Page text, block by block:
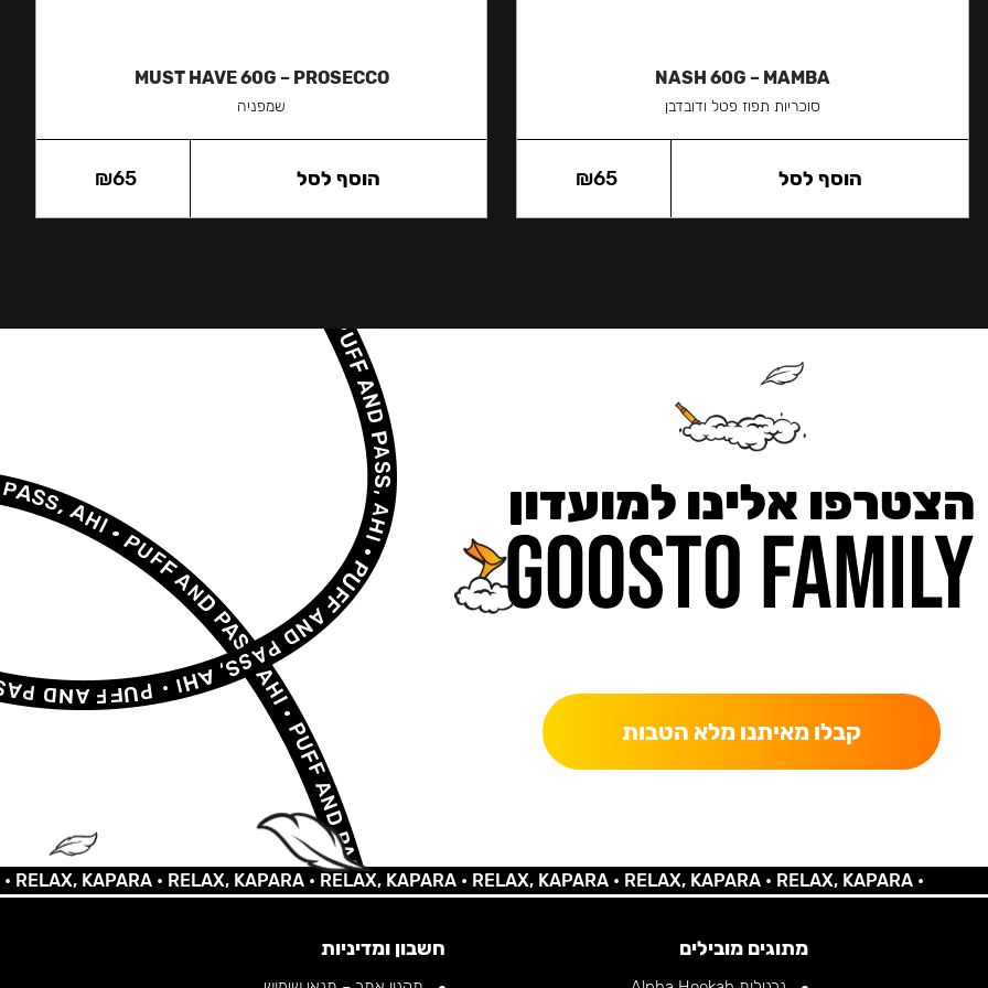
NASH 60G – MAMBA
סוכריות תפוז פטל ודובדבן
₪65 הוסף לסל
MUST HAVE 60G – PROSECCO
שמפניה
₪65 הוסף לסל
הצטרפו אלינו למועדון
קבלו מאיתנו מלא הטבות
KAPARA •RELAX, KAPARA •RELAX, KAPARA •RELAX, KAPARA •RELAX, KAPARA •RELAX, KAPARA •
מתוגים מובילים חשבון ומדיניות